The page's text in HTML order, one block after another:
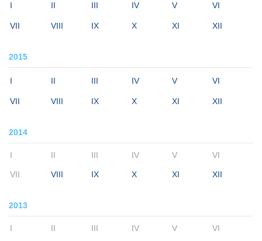
I II III IV V VI
VII VIII IX X XI XII
2015
I II III IV V VI
VII VIII IX X XI XII
2014
I II III IV V VI
VII VIII IX X XI XII
2013
I II III IV V
VI